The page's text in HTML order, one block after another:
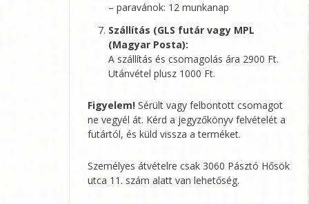
– paravánok: 12 munkanap
Szállítás (GLS futár vagy MPL
(Magyar Posta):
A szállítás és csomagolás ára 2900 Ft.
Utánvétel plusz 1000 Ft.
Figyelem! Sérült vagy felbontott csomagot
ne vegyél át. Kérd a jegyzőkönyv felvételét a
futártól, és küld vissza a terméket.
Személyes átvételre csak 3060 Pásztó Hősök
utca 11. szám alatt van lehetőség.